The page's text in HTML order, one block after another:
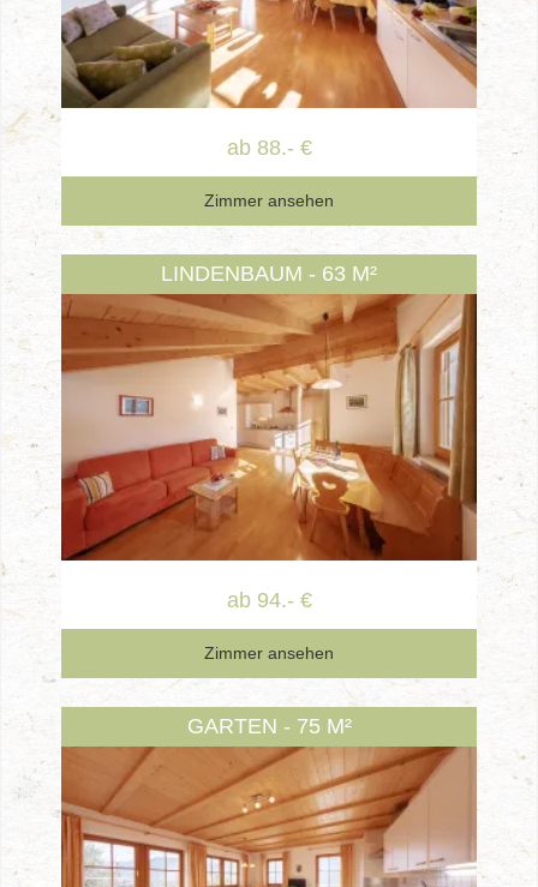
ab 88.- €
Zimmer ansehen
LINDENBAUM - 63 M²
ab 94.- €
Zimmer ansehen
GARTEN - 75 M²